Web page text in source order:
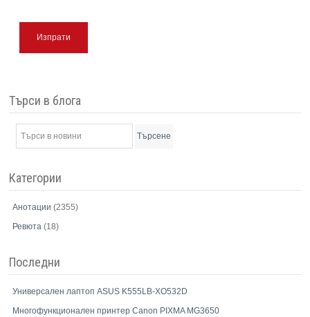
Изпрати
Търси в блога
Търсене
Категории
Анотации(2355)
Ревюта(18)
Последни
Универсален лаптоп ASUS K555LB-XO532D
Многофункционален принтер Canon PIXMA MG3650